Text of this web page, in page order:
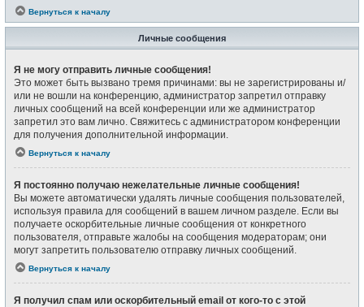
Вернуться к началу
Личные сообщения
Я не могу отправить личные сообщения!
Это может быть вызвано тремя причинами: вы не зарегистрированы и/
или не вошли на конференцию, администратор запретил отправку
личных сообщений на всей конференции или же администратор
запретил это вам лично. Свяжитесь с администратором конференции
для получения дополнительной информации.
Вернуться к началу
Я постоянно получаю нежелательные личные сообщения!
Вы можете автоматически удалять личные сообщения пользователей,
используя правила для сообщений в вашем личном разделе. Если вы
получаете оскорбительные личные сообщения от конкретного
пользователя, отправьте жалобы на сообщения модераторам; они
могут запретить пользователю отправку личных сообщений.
Вернуться к началу
Я получил спам или оскорбительный email от кого-то с этой